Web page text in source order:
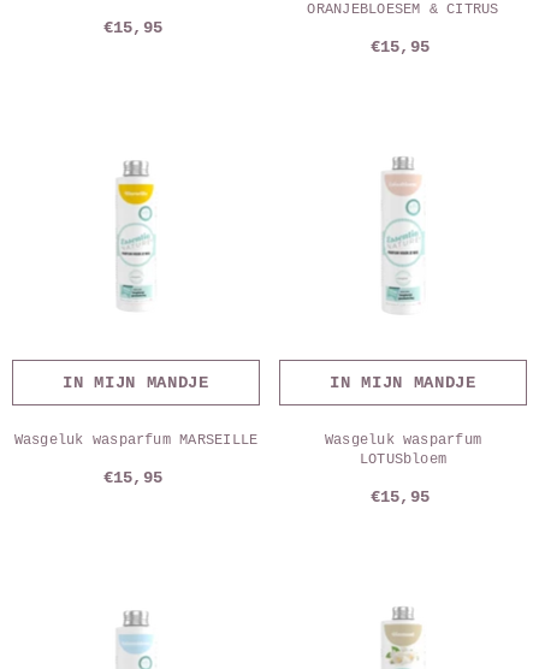
€15,95
ORANJEBLOESEM & CITRUS
€15,95
IN MIJN MANDJE
Wasgeluk wasparfum MARSEILLE
€15,95
IN MIJN MANDJE
Wasgeluk wasparfum
LOTUSbloem
€15,95